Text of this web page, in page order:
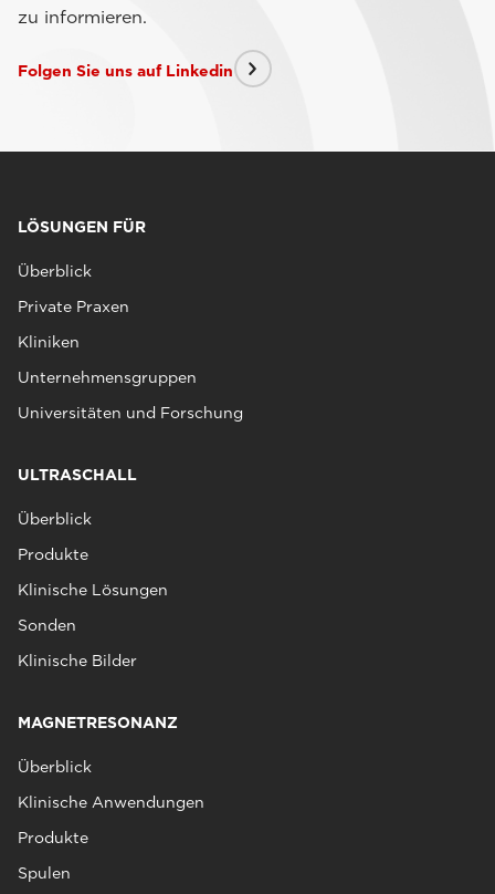
zu informieren.
Folgen Sie uns auf Linkedin
LÖSUNGEN FÜR
Überblick
Private Praxen
Kliniken
Unternehmensgruppen
Universitäten und Forschung
ULTRASCHALL
Überblick
Produkte
Klinische Lösungen
Sonden
Klinische Bilder
MAGNETRESONANZ
Überblick
Klinische Anwendungen
Produkte
Spulen